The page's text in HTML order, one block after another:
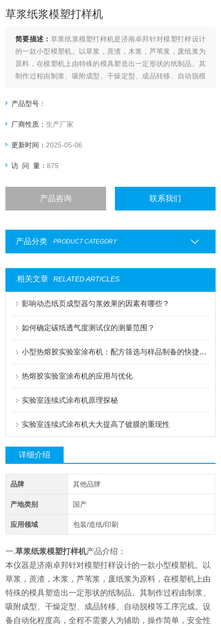
草浆纸浆模塑打样机
简要描述： 草浆纸浆模塑打样机是济南卓邦针对模塑打样设计
的一款小型模塑机。以草浆，蔗渣，木浆，芦苇浆，废纸浆为
原料，在模塑机上由特殊的模具塑造出一定形状的纸制品。其
制作过程由制浆、吸附成型、干燥定型、成品转移、自动脱模
简单，安全性高。使用不同模具可以制作：餐盒、餐具、纸
方调试，以及小批量生产。
产品型号：
厂商性质：生产厂家
更新时间： 2025-05-06
访 问 量：875
产品咨询 联系我们
产品分类 PRODUCT CATEGORY
相关文章 RELATED ARTICLES
影响动态纸页成型器匀浆效果的因素有哪些？
如何确定碳纸透气度测试仪的测量范围？
小型热熔胶实验室涂布机：配方筛选与样品制备的快捷工具
热熔胶实验室涂布机的应用与优化
实验室连续式涂布机原理探秘
实验室连续式涂布机大大提高了镀膜的重现性
详细介绍
品牌 其他品牌
产地类别 国产
应用领域 包装/造纸/印刷
一.草浆纸浆模塑打样机产品介绍：
本仪器是济南卓邦针对模塑打样设计的一款小型模塑机。以
草浆，蔗渣，木浆，芦苇浆，废纸浆为原料，在模塑机上由
特殊的模具塑造出一定形状的纸制品。其制作过程由制浆、
吸附成型、干燥定型、成品转移、自动脱模等工序完成。设
备自动化程度高，全程不需要人为辅助，操作简单，安全性